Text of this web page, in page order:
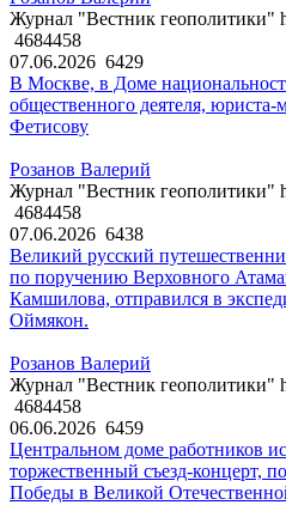
Журнал "Вестник геополитики"
4684458
07.06.2026 6429
В Москве, в Доме
общественного деятеля,
Фетисову
Розанов Валерий
Журнал "Вестник геополитики"
4684458
07.06.2026 6438
Великий русский
по поручению Верховного
Камшилова, отправился в
Оймякон.
Розанов Валерий
Журнал "Вестник геополитики"
4684458
06.06.2026 6459
Центральном доме работников
торжественный съезд-концерт,
Победы в Великой